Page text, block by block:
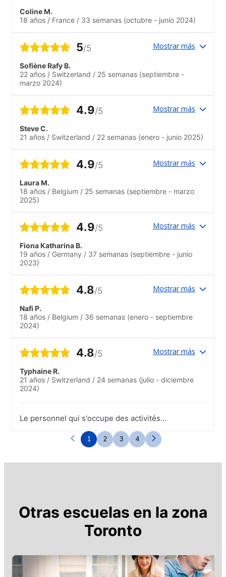
Coline M.
18 años / France / 33 semanas (octubre - junio 2024)
5/5 Mostrar más
Sofiène Rafy B.
22 años / Switzerland / 25 semanas (septiembre -
marzo 2024)
4.9/5 Mostrar más
Steve C.
21 años / Switzerland / 22 semanas (enero - junio 2025)
4.9/5 Mostrar más
Laura M.
18 años / Belgium / 25 semanas (septiembre - marzo
2025)
4.9/5 Mostrar más
Fiona Katharina B.
19 años / Germany / 37 semanas (septiembre - junio
2023)
4.8/5 Mostrar más
Nafi P.
18 años / Belgium / 36 semanas (enero - septiembre
2024)
4.8/5 Mostrar más
Typhaine R.
21 años / Switzerland / 24 semanas (julio - diciembre
2024)
Le personnel qui s'occupe des activités
feront tout pour vous mettre à l'aise si
vous venez seule. Toujours à l'écoute
1 2 3 4
Otras escuelas en la zona
Toronto